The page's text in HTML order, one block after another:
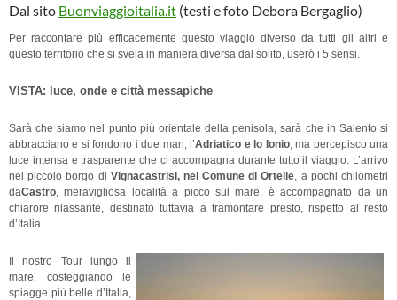
Dal sito Buonviaggioitalia.it (testi e foto Debora Bergaglio)
Per raccontare più efficacemente questo viaggio diverso da tutti gli altri e
questo territorio che si svela in maniera diversa dal solito, userò i 5 sensi.
VISTA: luce, onde e città messapiche
Sarà che siamo nel punto più orientale della penisola, sarà che in Salento si
abbracciano e si fondono i due mari, l’Adriatico e lo Ionio, ma percepisco una
luce intensa e trasparente che ci accompagna durante tutto il viaggio. L’arrivo
nel piccolo borgo di Vignacastrisi, nel Comune di Ortelle , a pochi chilometri
daCastro , meravigliosa località a picco sul mare, è accompagnato da un
chiarore rilassante, destinato tuttavia a tramontare presto, rispetto al resto
d’Italia.
Il nostro Tour lungo il
mare, costeggiando le
spiagge più belle d’Italia,